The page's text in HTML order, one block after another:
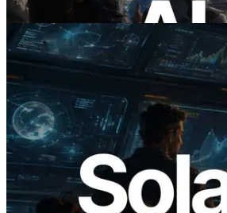
Ler este artigo
2026.05.24